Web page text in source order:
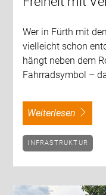
Wer in Fürth mit
vielleicht schon
hängt neben dem
Fahrradsymbol –
weiterlesen
INFRASTRUKTUR